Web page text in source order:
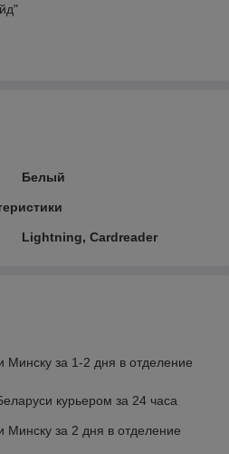
Белый
Lightning, Cardreader
Минску за 1-2 дня в отделение
курьером за 24 часа
Минску за 2 дня в отделение